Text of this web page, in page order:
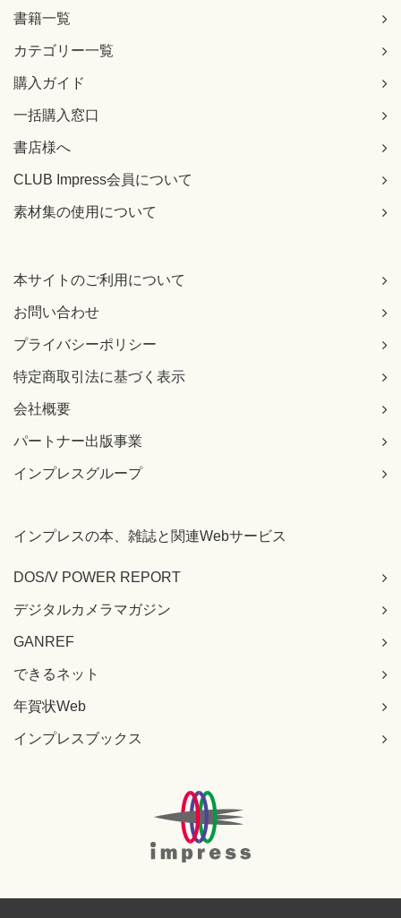
書籍一覧
カテゴリー一覧
購入ガイド
一括購入窓口
書店様へ
CLUB Impress会員について
素材集の使用について
本サイトのご利用について
お問い合わせ
プライバシーポリシー
特定商取引法に基づく表示
会社概要
パートナー出版事業
インプレスグループ
インプレスの本、雑誌と関連Webサービス
DOS/V POWER REPORT
デジタルカメラマガジン
GANREF
できるネット
年賀状Web
インプレスブックス